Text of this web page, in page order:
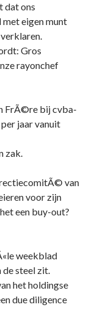
dat ons
eigen munt
Gros
rayonchef
FrÃ©re bij cvba-
jaar vanuit
zak.
van
voor zijn
een buy-out?
weekblad
de steel zit.
het holdingse
due diligence